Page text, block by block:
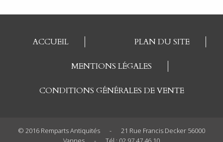
ACCUEIL PLAN DU SITE
MENTIONS LÉGALES
CONDITIONS GÉNÉRALES DE VENTE
© 2016 Remparts Antiquités -
21 Rue Francis Decker 56000